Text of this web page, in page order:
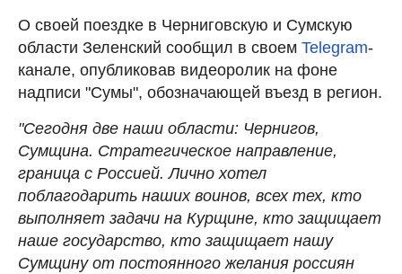
О своей поездке в Черниговскую и Сумскую
области Зеленский сообщил в своем Telegram-
канале, опубликовав видеоролик на фоне
надписи "Сумы", обозначающей въезд в регион.
"Сегодня две наши области: Чернигов,
Сумщина. Стратегическое направление,
граница с Россией. Лично хотел
поблагодарить наших воинов, всех тех, кто
выполняет задачи на Курщине, кто защищает
наше государство, кто защищает нашу
Сумщину от постоянного желания россиян